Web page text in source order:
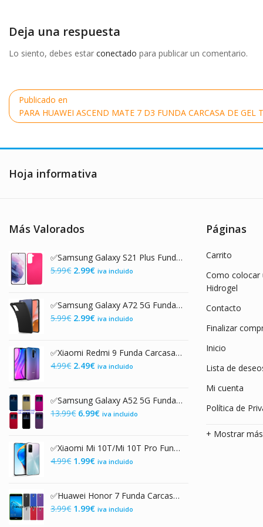
Deja una respuesta
Lo siento, debes estar conectado para publicar un comentario.
Navegación
de
entradas
Publicado en
PARA HUAWEI ASCEND MATE 7 D3 FUNDA CARCASA DE GEL
Hoja informativa
Más Valorados
✅Samsung Galaxy S21 Plus Funda Carcasa de Gel TPU Mate Rosa
5.99€ El
era:
5.99€.
2.99€El
es:
2.99€.
iva incluido
✅Samsung Galaxy A72 5G Funda Carcasa de Gel TPU Mate Negra
5.99€ El
era:
5.99€.
2.99€El
es:
2.99€.
iva incluido
✅Xiaomi Redmi 9 Funda Carcasa de Gel TPU Transparente
4.99€ El
era:
4.99€.
2.49€El
es:
2.49€.
iva incluido
✅Samsung Galaxy A52 5G Funda de Tapa Libro con Cierre Magnético
13.99€ El
era:
13.99€.
6.99€El
es:
6.99€.
iva incluido
✅Xiaomi Mi 10T/Mi 10T Pro Funda Carcasa de Gel TPU Transparente
4.99€ El
era:
4.99€.
1.99€El
es:
1.99€.
iva incluido
✅Huawei Honor 7 Funda Carcasa de Gel TPU Mate
3.99€ El
1.99€Eliva incluido
Páginas
Carrito
Como colocar
Hidrogel
Contacto
Finalizar
Inicio
Lista de
Mi cuenta
Política de
+ Mostrar más